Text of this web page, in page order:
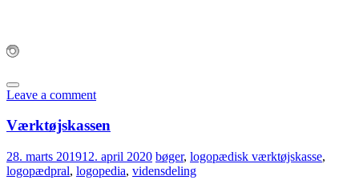
Leave a comment
Værktøjskassen
28. marts 201912. april 2020 bøger, logopædisk værktøjskasse,
logopædpral, logopedia, vidensdeling